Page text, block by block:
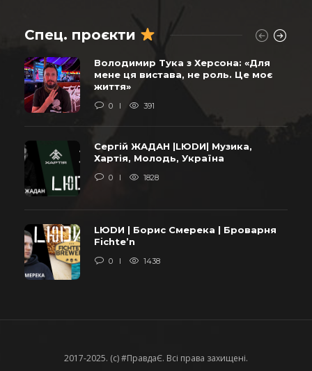
Спец. проєкти
Володимир Тука з Херсона: «Для
мене ця вистава, не роль. Це моє
життя»
0 391
Сергій ЖАДАН |LЮDИ| Музика,
Хартія, Молодь, Україна
0 1828
LЮDИ | Борис Смерека | Броварня
Fichte’n
0 1438
2017-2025. (c) #ПравдаЄ. Всі права захищені.